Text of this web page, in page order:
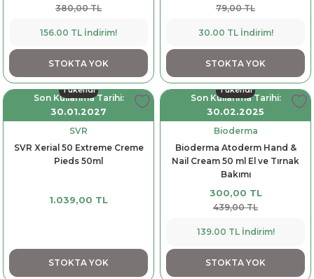
380,00 TL
156.00 TL İndirim!
STOKTA YOK
79,00 TL
30.00 TL İndirim!
STOKTA YOK
Tükendi
Son Kullanma Tarihi:
30.01.2027
SVR
SVR Xerial 50 Extreme Creme
Pieds 50ml
1.039,00 TL
STOKTA YOK
Tükendi
Son Kullanma Tarihi:
30.02.2025
Bioderma
Bioderma Atoderm Hand &
Nail Cream 50 ml El ve Tırnak
Bakımı
300,00 TL
439,00 TL
139.00 TL İndirim!
STOKTA YOK